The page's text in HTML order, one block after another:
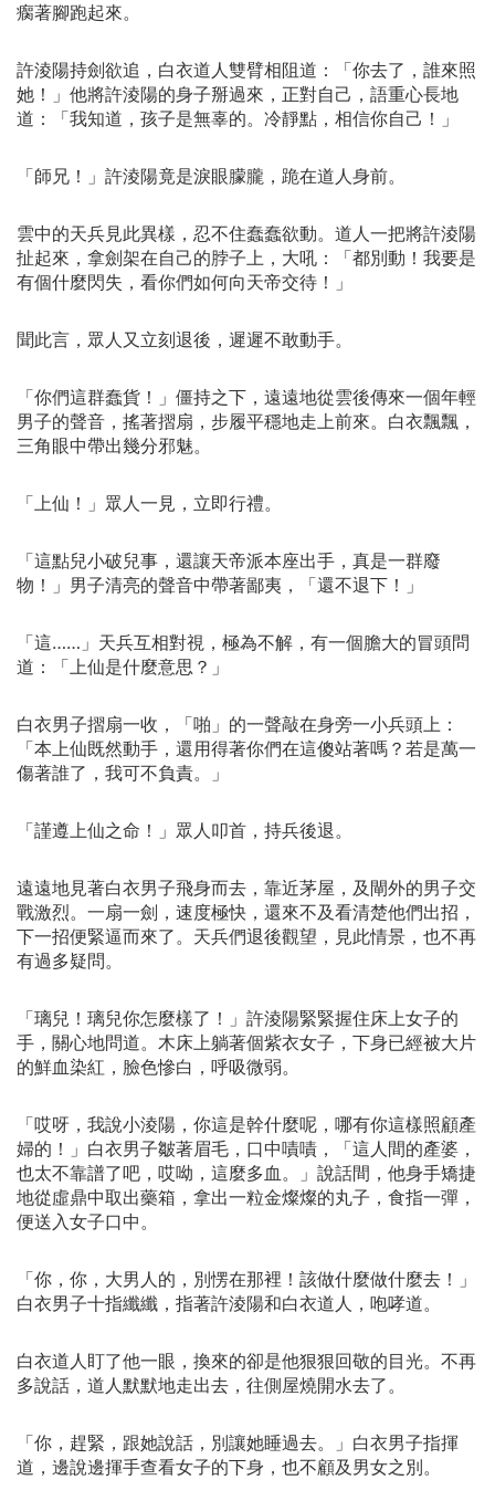
瘸著腳跑起來。
許淩陽持劍欲追，白衣道人雙臂相阻道：「你去了，誰來照
她！」他將許淩陽的身子掰過來，正對自己，語重心長地
道：「我知道，孩子是無辜的。冷靜點，相信你自己！」
「師兄！」許淩陽竟是淚眼朦朧，跪在道人身前。
雲中的天兵見此異樣，忍不住蠢蠢欲動。道人一把將許淩陽
扯起來，拿劍架在自己的脖子上，大吼：「都別動！我要是
有個什麼閃失，看你們如何向天帝交待！」
聞此言，眾人又立刻退後，遲遲不敢動手。
「你們這群蠢貨！」僵持之下，遠遠地從雲後傳來一個年輕
男子的聲音，搖著摺扇，步履平穩地走上前來。白衣飄飄，
三角眼中帶出幾分邪魅。
「上仙！」眾人一見，立即行禮。
「這點兒小破兒事，還讓天帝派本座出手，真是一群廢
物！」男子清亮的聲音中帶著鄙夷，「還不退下！」
「這……」天兵互相對視，極為不解，有一個膽大的冒頭問
道：「上仙是什麼意思？」
白衣男子摺扇一收，「啪」的一聲敲在身旁一小兵頭上：
「本上仙既然動手，還用得著你們在這傻站著嗎？若是萬一
傷著誰了，我可不負責。」
「謹遵上仙之命！」眾人叩首，持兵後退。
遠遠地見著白衣男子飛身而去，靠近茅屋，及閘外的男子交
戰激烈。一扇一劍，速度極快，還來不及看清楚他們出招，
下一招便緊逼而來了。天兵們退後觀望，見此情景，也不再
有過多疑問。
「璃兒！璃兒你怎麼樣了！」許淩陽緊緊握住床上女子的
手，關心地問道。木床上躺著個紫衣女子，下身已經被大片
的鮮血染紅，臉色慘白，呼吸微弱。
「哎呀，我說小淩陽，你這是幹什麼呢，哪有你這樣照顧產
婦的！」白衣男子皺著眉毛，口中嘖嘖，「這人間的產婆，
也太不靠譜了吧，哎呦，這麼多血。」說話間，他身手矯捷
地從虛鼎中取出藥箱，拿出一粒金燦燦的丸子，食指一彈，
便送入女子口中。
「你，你，大男人的，別愣在那裡！該做什麼做什麼去！」
白衣男子十指纖纖，指著許淩陽和白衣道人，咆哮道。
白衣道人盯了他一眼，換來的卻是他狠狠回敬的目光。不再
多說話，道人默默地走出去，往側屋燒開水去了。
「你，趕緊，跟她說話，別讓她睡過去。」白衣男子指揮
道，邊說邊揮手查看女子的下身，也不顧及男女之別。